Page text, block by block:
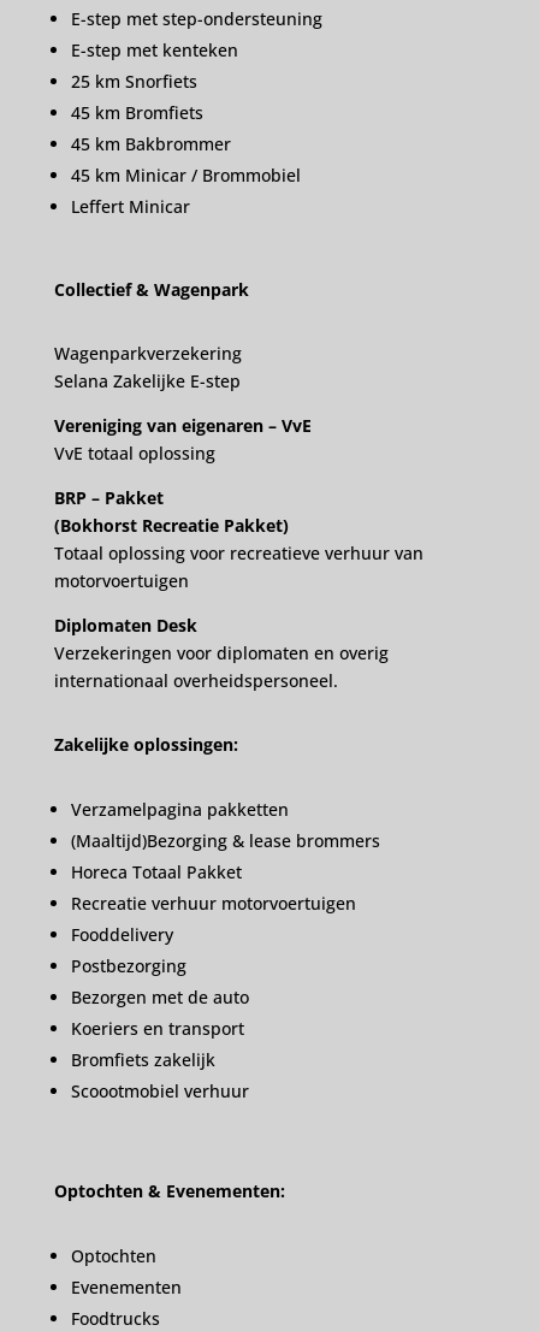
E-step met step-ondersteuning
E-step met kenteken
25 km Snorfiets
45 km Bromfiets
45 km Bakbrommer
45 km Minicar / Brommobiel
Leffert Minicar
Collectief & Wagenpark
Wagenparkverzekering
Selana Zakelijke E-step
Vereniging van eigenaren – VvE
VvE totaal oplossing
BRP – Pakket
(Bokhorst Recreatie Pakket)
Totaal oplossing voor recreatieve verhuur van
motorvoertuigen
Diplomaten Desk
Verzekeringen voor diplomaten en overig
internationaal overheidspersoneel.
Zakelijke oplossingen:
Verzamelpagina pakketten
(Maaltijd)Bezorging & lease brommers
Horeca Totaal Pakket
Recreatie verhuur motorvoertuigen
Fooddelivery
Postbezorging
Bezorgen met de auto
Koeriers en transport
Bromfiets zakelijk
Scoootmobiel verhuur
Optochten & Evenementen:
Optochten
Evenementen
Foodtrucks